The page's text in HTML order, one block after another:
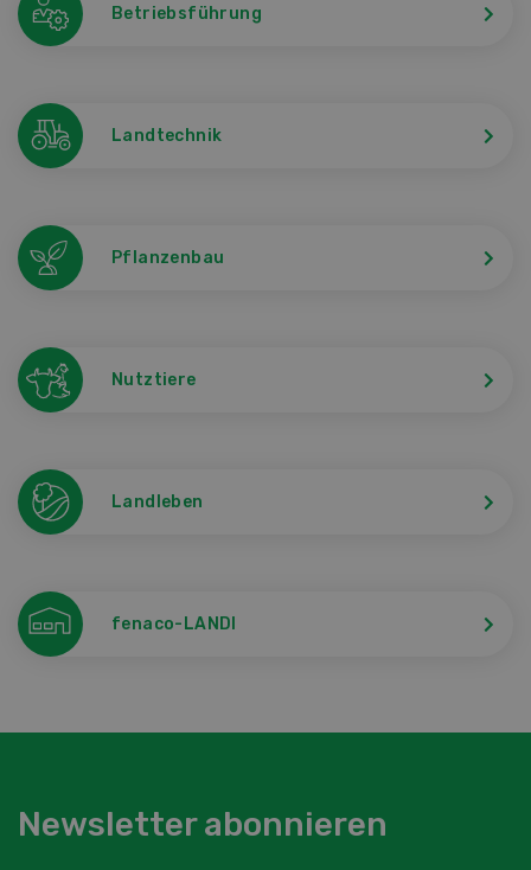
Betriebsführung
Landtechnik
Pflanzenbau
Nutztiere
Landleben
fenaco-LANDI
Newsletter abonnieren